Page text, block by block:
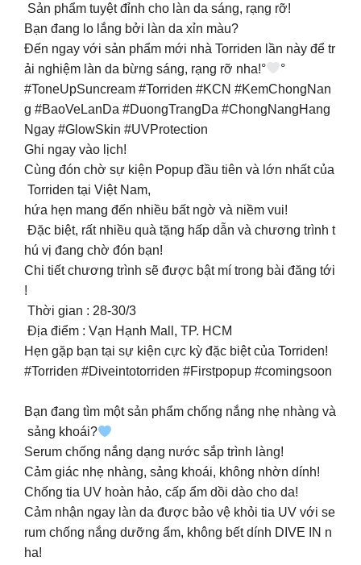
Sản phẩm tuyệt đỉnh cho làn da sáng, rạng rỡ!
Bạn đang lo lắng bởi làn da xỉn màu?
Đến ngay với sản phẩm mới nhà Torriden lần này để tr
ải nghiệm làn da bừng sáng, rạng rỡ nha!°
°
#ToneUpSuncream #Torriden #KCN #KemChongNan
g #BaoVeLanDa #DuongTrangDa #ChongNangHang
Ngay #GlowSkin #UVProtection
Ghi ngay vào lịch!
Cùng đón chờ sự kiện Popup đầu tiên và lớn nhất của
Torriden tại Việt Nam,
hứa hẹn mang đến nhiều bất ngờ và niềm vui!
Đặc biệt, rất nhiều quà tặng hấp dẫn và chương trình t
hú vị đang chờ đón bạn!
Chi tiết chương trình sẽ được bật mí trong bài đăng tới
!
Thời gian : 28-30/3
Địa điểm : Vạn Hạnh Mall, TP. HCM
Hẹn gặp bạn tại sự kiện cực kỳ đặc biệt của Torriden!
#Torriden #Diveintotorriden #Firstpopup #comingsoon
Bạn đang tìm một sản phẩm chống nắng nhẹ nhàng và
sảng khoái?
Serum chống nắng dạng nước sắp trình làng!
Cảm giác nhẹ nhàng, sảng khoái, không nhờn dính!
Chống tia UV hoàn hảo, cấp ẩm dồi dào cho da!
Cảm nhận ngay làn da được bảo vệ khỏi tia UV với se
rum chống nắng dưỡng ẩm, không bết dính DIVE IN n
ha!